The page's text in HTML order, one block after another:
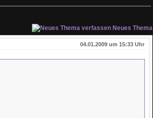
Neues Thema
04.01.2009 um 15:33 Uhr